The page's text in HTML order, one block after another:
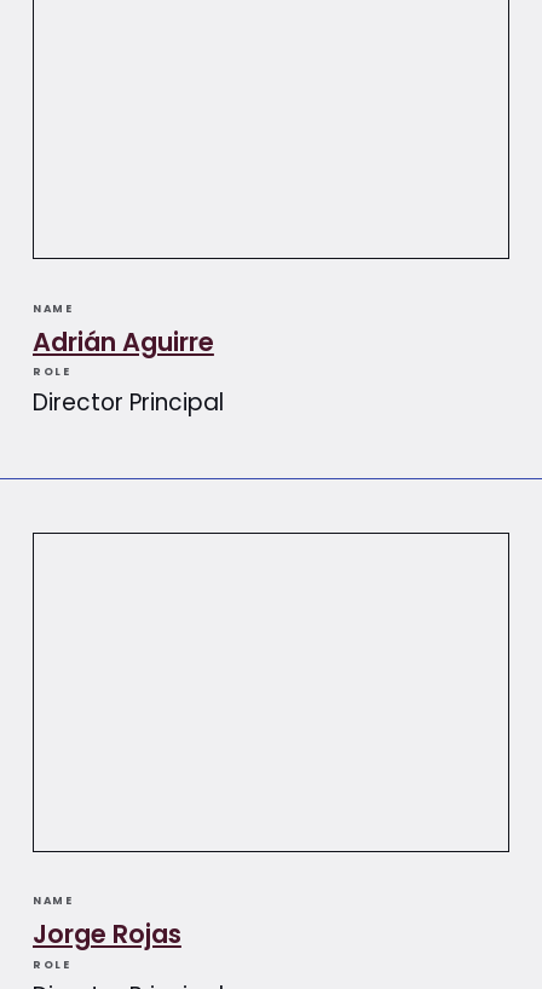
NAME
Adrián Aguirre​​
ROLE
Director Principal
NAME
Jorge Rojas
ROLE